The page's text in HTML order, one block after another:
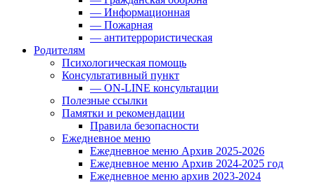
— Информационная
— Пожарная
— антитеррористическая
Родителям
Психологическая помощь
Консультативный пункт
— ON-LINE консультации
Полезные ссылки
Памятки и рекомендации
Правила безопасности
Ежедневное меню
Ежедневное меню Архив 2025-2026
Ежедневное меню Архив 2024-2025 год
Ежедневное меню архив 2023-2024